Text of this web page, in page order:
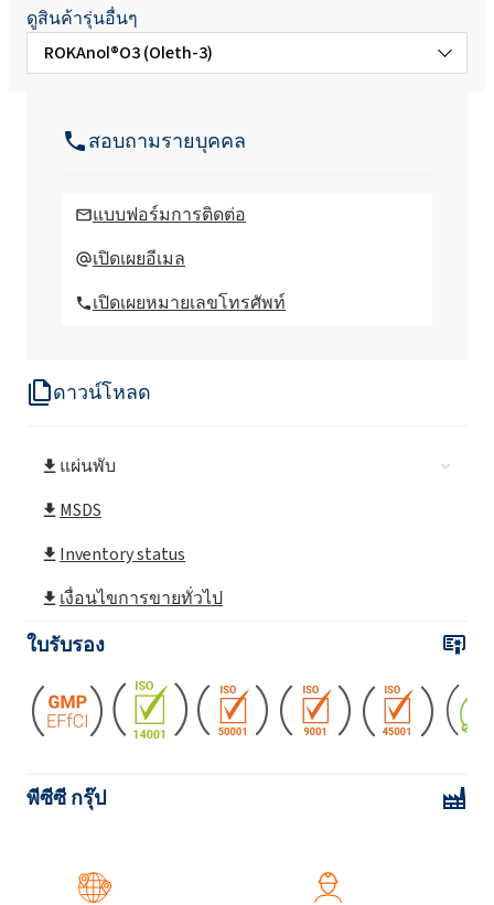
ดาวน์โหลด
แผ่นพับ
MSDS
Inventory status
เงื่อนไขการขายทั่วไป
ใบรับรอง
พีซีซี กรุ๊ป
ดูสินค้ารุ่นอื่นๆ
ROKAnol®O3 (Oleth-3)
ROKAnol®O18 (Oleth-18)
สอบถามรายบุคคล
แบบฟอร์มการติดต่อ
เปิดเผยอีเมล
เปิดเผยหมายเลขโทรศัพท์